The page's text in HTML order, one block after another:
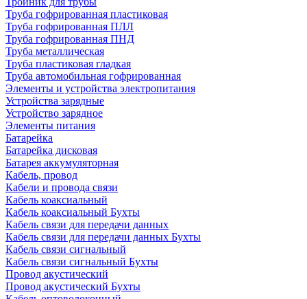
Труба гофрированная пластиковая
Труба гофрированная ПЛЛ
Труба гофрированная ПНД
Труба металлическая
Труба пластиковая гладкая
Труба автомобильная гофрированная
Элементы и устройства электропитания
Устройства зарядные
Устройство зарядное
Элементы питания
Батарейка
Батарейка дисковая
Батарея аккумуляторная
Кабель, провод
Кабели и провода связи
Кабель коаксиальный
Кабель коаксиальный Бухты
Кабель связи для передачи данных
Кабель связи для передачи данных Бухты
Кабель связи сигнальный
Кабель связи сигнальный Бухты
Провод акустический
Провод акустический Бухты